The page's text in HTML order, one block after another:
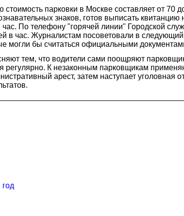
парковки в Москве составляет от 70
знаков, готов выписать
По телефону "горячей линии" Городской
в час. Журналистам посоветовали в
могли бы считаться официальными
тем, что водители сами поощряют
К незаконным парковщикам
арест, затем наступает уголовная